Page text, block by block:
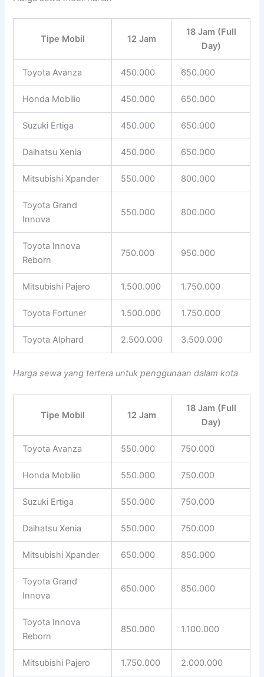
Tipe Mobil 12 Jam
18 Jam (Full
Day)
Toyota Avanza 450.000 650.000
Honda Mobilio 450.000 650.000
Suzuki Ertiga 450.000 650.000
Daihatsu Xenia 450.000 650.000
Mitsubishi Xpander 550.000 800.000
Toyota Grand
Innova
550.000 800.000
Toyota Innova
Reborn
750.000 950.000
Mitsubishi Pajero 1.500.000 1.750.000
Toyota Fortuner 1.500.000 1.750.000
Toyota Alphard 2.500.000 3.500.000
Harga sewa yang tertera untuk penggunaan dalam kota
Tipe Mobil 12 Jam
18 Jam (Full
Day)
Toyota Avanza 550.000 750.000
Honda Mobilio 550.000 750.000
Suzuki Ertiga 550.000 750.000
Daihatsu Xenia 550.000 750.000
Mitsubishi Xpander 650.000 850.000
Toyota Grand
Innova
650.000 850.000
Toyota Innova
Reborn
850.000 1.100.000
Mitsubishi Pajero 1.750.000 2.000.000